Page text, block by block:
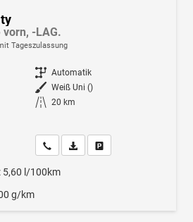
vorn, -LAG.
Tageszulassung
Getriebe Automatik
Außenfarbe Weiß Uni ()
Kilometerstand 20 km
Wir rufen Sie anFahrzeugexposé (PDF)
5,60 l/100km
g/km